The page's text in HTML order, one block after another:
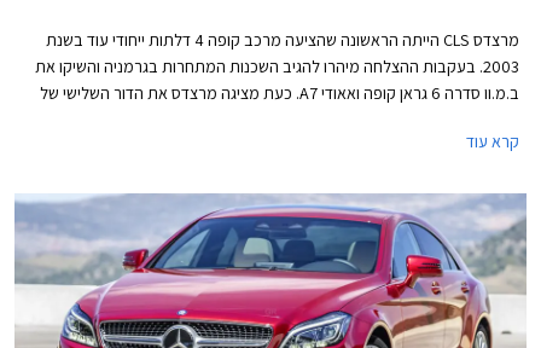
מרצדס CLS הייתה הראשונה שהציעה מרכב קופה 4 דלתות ייחודי עוד בשנת
2003. בעקבות ההצלחה מיהרו להגיב השכנות המתחרות בגרמניה והשיקו את
ב.מ.וו סדרה 6 גראן קופה ואאודי A7. כעת מציגה מרצדס את הדור השלישי של
פגוש אגרסיבי, וגריל גדול שבמרכזו מנצנץ סמל גדול של המותג. מכסה המנוע
האחורי מציג קווים חלקים ונטולי קימורים, עם גג הגולש בהמשכיות אל מכסה תא
המטען.
קרא עוד